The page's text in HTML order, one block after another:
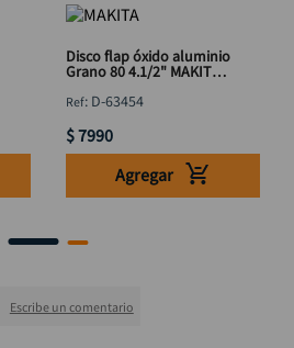
Disco flap óxido aluminio
Grano 80 4.1/2" MAKITA
: D-63454
$7990
Agregar
Escribe un comentario